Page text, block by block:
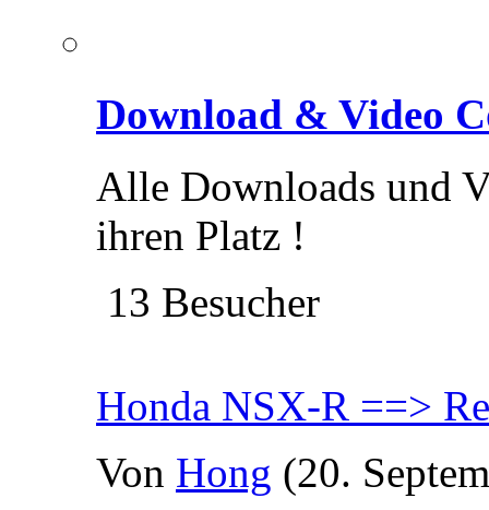
Download & Video
Alle Downloads und
ihren Platz !
13 Besucher
Honda NSX-R ==>
Von Hong (20.